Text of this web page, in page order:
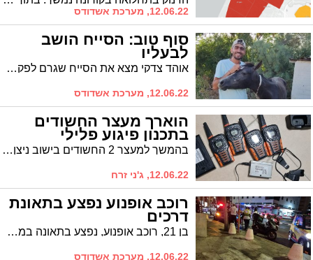
12.06.22, מערכת אשדודס
סוף טוב: הסייח הושב
לבעליו
אוהד צדקי מצא את הסייח שגרם לפקקי ענק השבוע, כשהוא מותש בכביש המהיר והלך איתו את כל הדרך למושב גן דרום
12.06.22, מערכת אשדודס
הוארך מעצר החשודים
בתכנון פיגוע פלילי
בהמשך למעצר 2 החשודים בישוב ניצן ביום רביעי, וסיכול התחמשותם בנשק ואמצעים פירוטכניים בעלי יכולת הפעלה אלחוטית, במטרה עפ"י החשד להוציא לפועל פיגוע פלילי, החשודים הובאו אמש לאחר חקירתם בימ"ר לכיש בפני בימ"ש השלום באשקלון שהורה לשחרר אותם בתנאים.
12.06.22, ג'ני זרח
רוכב אופנוע נפצע בתאונת
דרכים
בן 21, רוכב אופנוע, נפצע בתאונה במעורבות רכב פרטי. צוותים של מד״א העניקו לו סיוע ראשוני, והוא פונה להמשך טיפול באסותא
12.06.22, מערכת אשדודס